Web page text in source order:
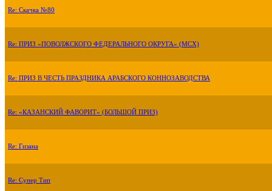
Re: Скачка №80
Re: ПРИЗ «ПОВОЛЖСКОГО ФЕДЕРАЛЬНОГО ОКРУГА» (МСХ)
Re: ПРИЗ В ЧЕСТЬ ПРАЗДНИКА АРАБСКОГО КОННОЗАВОДСТВА
Re: «КАЗАНСКИЙ ФАВОРИТ» (БОЛЬШОЙ ПРИЗ)
Re: Гизана
Re: Супер Тип